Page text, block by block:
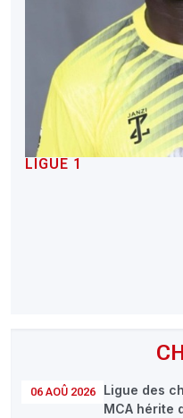
06 AOÛ 2026
Ligue des
MCA hérite
LIGUE 1